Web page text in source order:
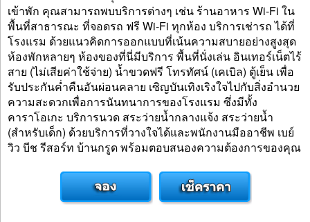
เข้าพัก คุณสามารถพบบริการต่างๆ เช่น ร้านอาหาร Wi-Fi ใน
พื้นที่สาธารณะ ที่จอดรถ ฟรี Wi-Fi ทุกห้อง บริการเช่ารถ ได้ที่
โรงแรม ด้วยแนวคิดการออกแบบที่เน้นความสบายอย่างสูงสุด
ห้องพักหลายๆ ห้องของที่นี่มีบริการ พื้นที่นั่งเล่น อินเทอร์เน็ตไร้
สาย (ไม่เสียค่าใช้จ่าย) น้ำขวดฟรี โทรทัศน์ (เคเบิล) ตู้เย็น เพื่อ
รับประกันค่ำคืนอันผ่อนคลาย เซิญบันเทิงเริงใจไปกับสิ่งอำนวย
ความสะดวกเพื่อการนันทนาการของโรงแรม ซึ่งมีทั้ง
คาราโอเกะ บริการนวด สระว่ายน้ำกลางแจ้ง สระว่ายน้ำ
(สำหรับเด็ก) ด้วยบริการที่วางใจได้และพนักงานมืออาชีพ เบย์
วิว บีช รีสอร์ท บ้านกรูด พร้อมตอบสนองความต้องการของคุณ